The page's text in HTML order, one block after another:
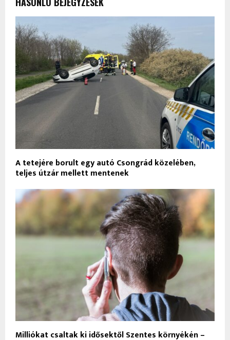
A tetejére borult egy autó Csongrád közelében,
teljes útzár mellett mentenek
Milliókat csaltak ki idősektől Szentes környékén –